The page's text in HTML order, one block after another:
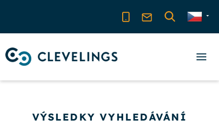
VÝSLEDKY VYHLEDÁVÁNÍ